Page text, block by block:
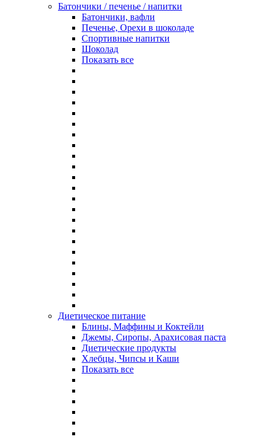
Батончики / печенье / напитки
Батончики, вафли
Печенье, Орехи в шоколаде
Спортивные напитки
Шоколад
Показать все
Диетическое питание
Блины, Маффины и Коктейли
Джемы, Сиропы, Арахисовая паста
Диетические продукты
Хлебцы, Чипсы и Каши
Показать все